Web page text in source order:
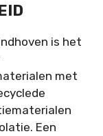
is het
met
Een